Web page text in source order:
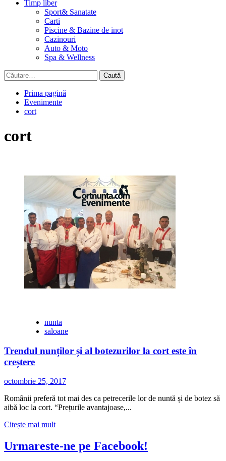
Timp liber
Sport& Sanatate
Carti
Piscine & Bazine de inot
Cazinouri
Auto & Moto
Spa & Wellness
Caută
după:
Prima pagină
Evenimente
cort
cort
nunta
saloane
Trendul nunților și al botezurilor la cort este în
creștere
octombrie 25, 2017
Românii preferă tot mai des ca petrecerile lor de nuntă și de botez să
aibă loc la cort. “Prețurile avantajoase,...
Citește mai multCitește
despre
Urmareste-ne pe Facebook!